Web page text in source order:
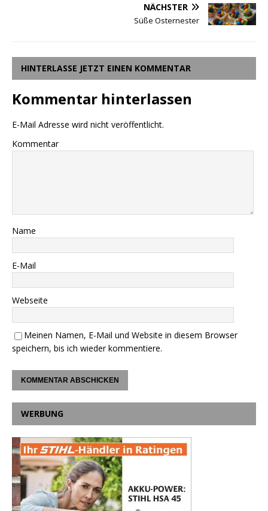
NÄCHSTER
Süße Osternester
HINTERLASSE JETZT EINEN KOMMENTAR
Kommentar hinterlassen
E-Mail Adresse wird nicht veröffentlicht.
Kommentar
Name
E-Mail
Webseite
Meinen Namen, E-Mail und Website in diesem Browser
speichern, bis ich wieder kommentiere.
WERBUNG